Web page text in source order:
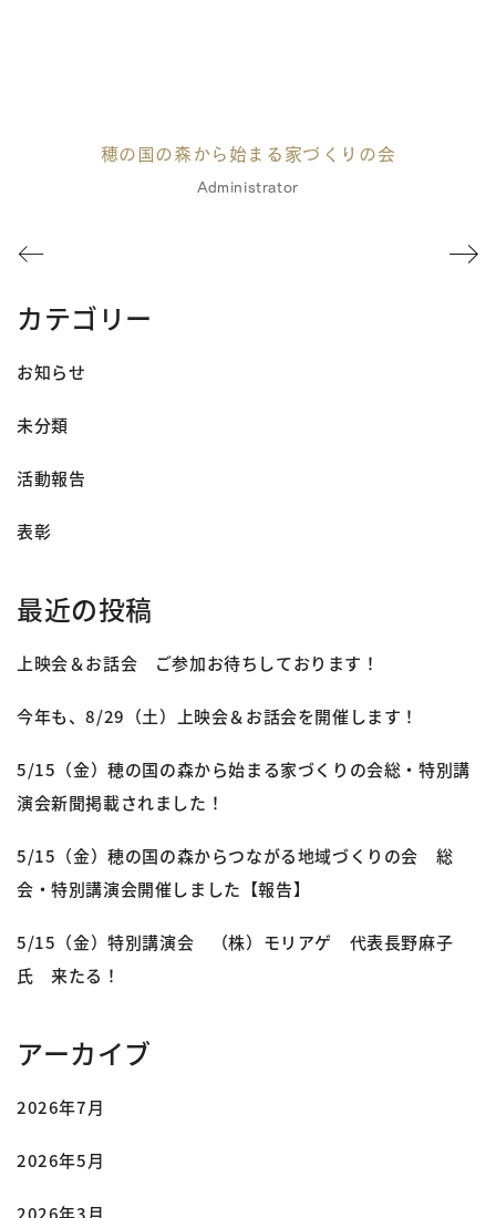
穂の国の森から始まる家づくりの会
Administrator
カテゴリー
お知らせ
未分類
活動報告
表彰
最近の投稿
上映会＆お話会 ご参加お待ちしております！
今年も、8/29（土）上映会＆お話会を開催します！
5/15（金）穂の国の森から始まる家づくりの会総・特別講
演会新聞掲載されました！
5/15（金）穂の国の森からつながる地域づくりの会 総
会・特別講演会開催しました【報告】
5/15（金）特別講演会 （株）モリアゲ 代表長野麻子
氏 来たる！
アーカイブ
2026年7月
2026年5月
2026年3月